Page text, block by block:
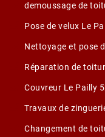
demoussage de
Pose de velux Le
Nettoyage et pose
Réparation de
Couvreur Le Pailly
Travaux de
Changement de